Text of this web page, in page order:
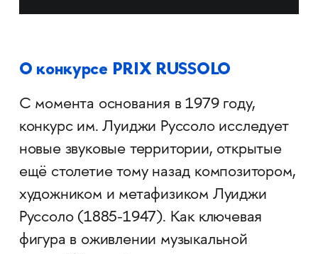
О конкурсе PRIX RUSSOLO
С момента основания в 1979 году,
конкурс им. Луиджи Руссоло исследует
новые звуковые территории, открытые
ещё столетие тому назад композитором,
художником и метафизиком Луиджи
Руссоло (1885-1947). Как ключевая
фигура в оживлении музыкальной